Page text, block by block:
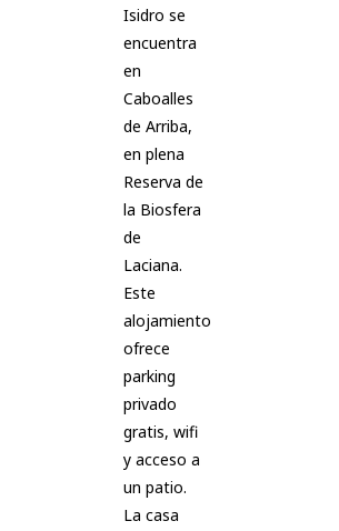
Isidro se
encuentra
en
Caboalles
de Arriba,
en plena
Reserva de
la Biosfera
de
Laciana.
Este
alojamiento
ofrece
parking
privado
gratis, wifi
y acceso a
un patio.
La casa